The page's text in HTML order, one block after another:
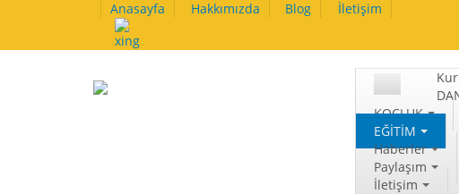
Anasayfa Hakkımızda Blog İletişim
KOÇLUK
EĞİTİM
Haberler
Paylaşım
İletişim